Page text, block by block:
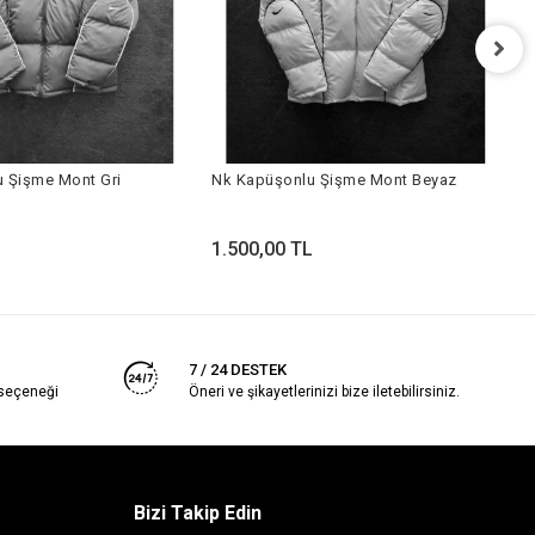
Şişme Mont Gri Nk Kapüşonlu Şişme Mont Beyaz
1.500,00 TL
7 / 24 DESTEK
Öneri ve şikayetlerinizi bize iletebilirsiniz.
Bizi Takip Edin